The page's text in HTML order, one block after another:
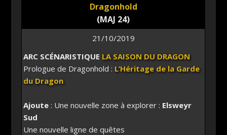
Dragonhold
(MAJ 24)
21/10/2019
ARC SCÉNARISTIQUE LA SAISON DU DRAGON
Prologue de Dragonhold : L’Héritage de la Garde
du Dragon
Ajoute: Une nouvelle zone à explorer : Elsweyr
Sud
Une nouvelle ligne de quêtes